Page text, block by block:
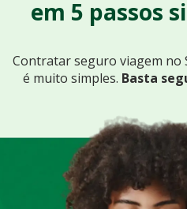
em 5 passos
Contratar seguro viagem no
é muito simples. Basta